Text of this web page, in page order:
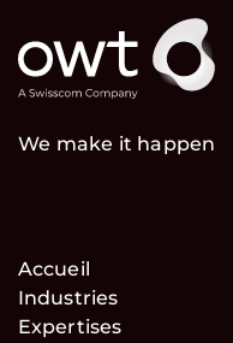
We make it happen
Accueil
Industries
Expertises